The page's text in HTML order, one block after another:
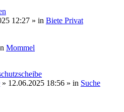
12:27 » in Biete Privat
Mommel
» 12.06.2025 18:56 » in Suche